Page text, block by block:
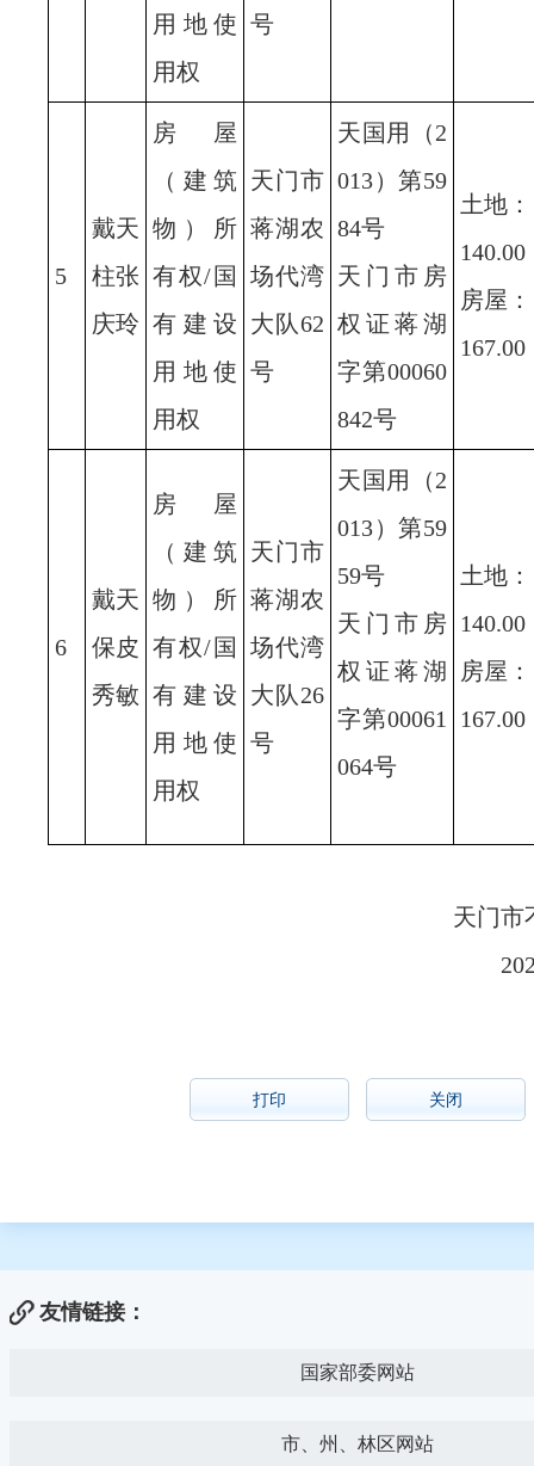
用地使
用权
号
5
戴天
柱张
庆玲
房屋
（建筑
物）所
有权/国
有建设
用地使
用权
天门市
蒋湖农
场代湾
大队62
号
天国用（2
013）第59
84号
天门市房
权证蒋湖
字第00060
842号
土地：
140.00
房屋：
167.00
6
戴天
保皮
秀敏
房屋
（建筑
物）所
有权/国
有建设
用地使
用权
天门市
蒋湖农
场代湾
大队26
号
天国用（2
013）第59
59号
天门市房
权证蒋湖
字第00061
064号
土地：
140.00
房屋：
167.00
天门市
打印 关闭
友情链接：
国家部委网站
市、州、林区网站